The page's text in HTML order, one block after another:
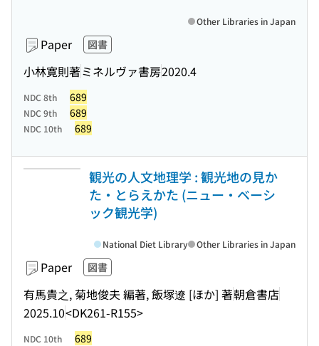
Paper 図書
小林寛則著ミネルヴァ書房2020.4
Other Libraries in Japan
NDC 8th 689
NDC 9th 689
NDC 10th 689
観光の人文地理学 : 観光地の見か
た・とらえかた (ニュー・ベーシ
ック観光学)
Paper 図書
有馬貴之, 菊地俊夫 編著, 飯塚遼 [ほか] 著朝倉書店
2025.10<DK261-R155>
National Diet Library Other Libraries in Japan
NDC 10th 689